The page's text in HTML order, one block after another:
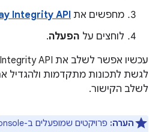
מחפשים את Integrity API
לוחצים על הפעלה.
לגשת לתכונות מתקדמות ולהגדיל
לשלב הקישור.
הערה: